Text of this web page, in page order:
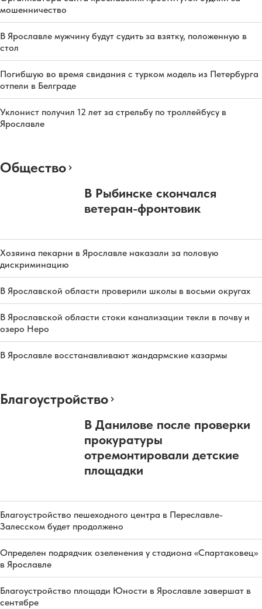
мошенничество
В Ярославле мужчину будут судить за взятку, положенную в
стол
Погибшую во время свидания с турком модель из Петербурга
отпели в Белграде
Уклонист получил 12 лет за стрельбу по троллейбусу в
Ярославле
Общество
В Рыбинске скончался
ветеран-фронтовик
Хозяина пекарни в Ярославле наказали за половую
дискриминацию
В Ярославской области проверили школы в восьми округах
В Ярославской области стоки канализации текли в почву и
озеро Неро
В Ярославле восстанавливают жандармские казармы
Благоустройство
В Данилове после проверки
прокуратуры
отремонтировали детские
площадки
Благоустройство пешеходного центра в Переславле-
Залесском будет продолжено
Определен подрядчик озеленения у стадиона «Спартаковец»
в Ярославле
Благоустройство площади Юности в Ярославле завершат в
сентябре